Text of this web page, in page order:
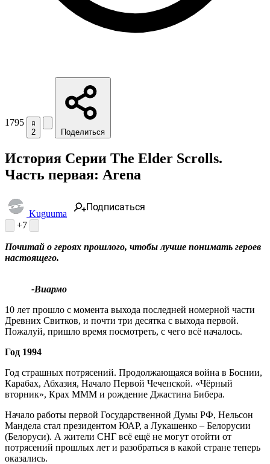
1795
2 Поделиться
История Серии The Elder Scrolls.
Часть первая: Arena
Kuguuma
Подписаться
+7
Почитай о героях прошлого, чтобы лучше понимать героев
настоящего.
-Виармо
10 лет прошло с момента выхода последней номерной части
Древних Свитков, и почти три десятка с выхода первой.
Пожалуй, пришло время посмотреть, с чего всё началось.
Год 1994
Год страшных потрясений. Продолжающаяся война в Боснии,
Карабах, Абхазия, Начало Первой Чеченской. «Чёрный
вторник», Крах МММ и рождение Джастина Бибера.
Начало работы первой Государственной Думы РФ, Нельсон
Мандела стал президентом ЮАР, а Лукашенко – Белорусии
(Белоруси). А жители СНГ всё ещё не могут отойти от
потрясений прошлых лет и разобраться в какой стране теперь
оказались.